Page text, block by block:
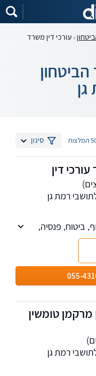
עורכי דין משרד
סינון
דין
רמת גן
ביטוח, פנסיה,
נכויות, משרד
בחברות
שני במשפטים.
055-
מרקמן טומשין
רמת גן